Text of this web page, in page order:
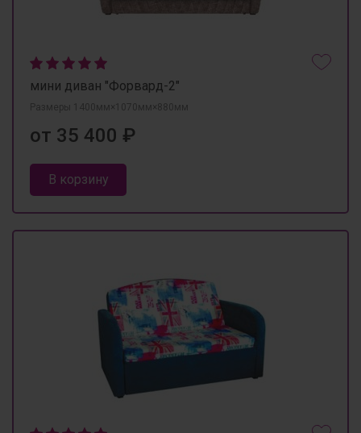
мини диван "Форвард-2"
Размеры 1400мм×1070мм×880мм
от 35 400 ₽
В корзину